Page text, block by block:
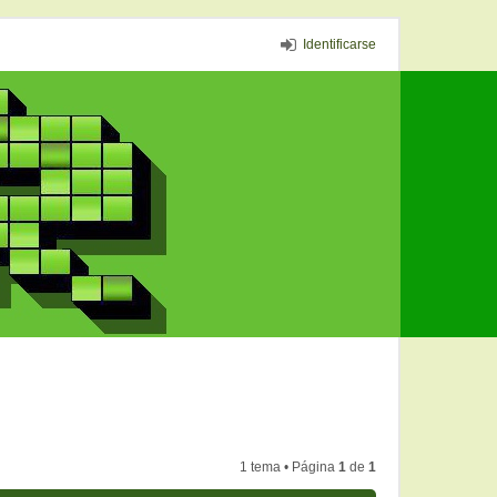
Identificarse
1 tema • Página 1 de 1